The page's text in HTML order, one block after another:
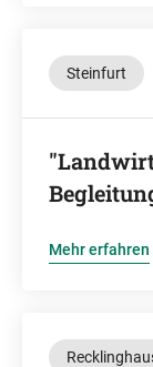
Steinfurt
Mehr erfahren